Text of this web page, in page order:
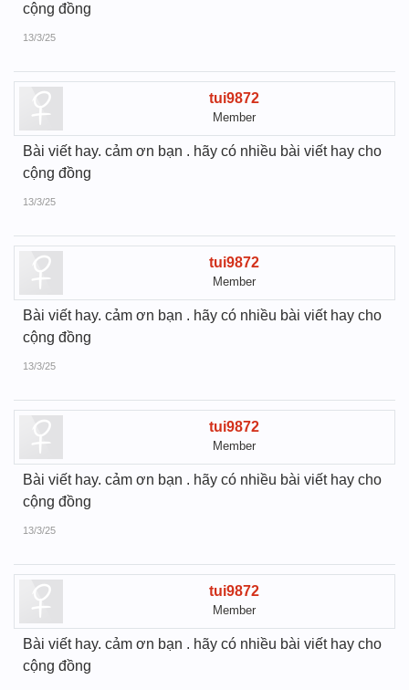
cộng đồng
13/3/25
tui9872
Member
Bài viết hay. cảm ơn bạn . hãy có nhiều bài viết hay cho
cộng đồng
13/3/25
tui9872
Member
Bài viết hay. cảm ơn bạn . hãy có nhiều bài viết hay cho
cộng đồng
13/3/25
tui9872
Member
Bài viết hay. cảm ơn bạn . hãy có nhiều bài viết hay cho
cộng đồng
13/3/25
tui9872
Member
Bài viết hay. cảm ơn bạn . hãy có nhiều bài viết hay cho
cộng đồng